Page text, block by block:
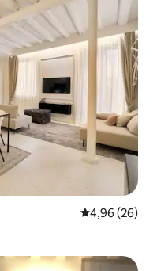
4,96 ud af 5 i
4,96 (26)